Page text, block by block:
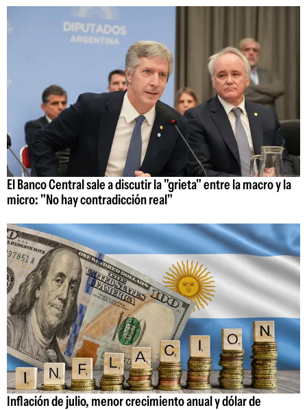
El Banco Central sale a discutir la "grieta" entre la macro y la
micro: "No hay contradicción real"
Inflación de julio, menor crecimiento anual y dólar de